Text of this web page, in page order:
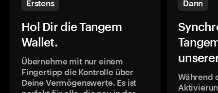
Erstens
Hol Dir die Tangem
Wallet.
Übernehme mit nur einem
Fingertipp die Kontrolle über
Deine Vermögenswerte. Es ist
Dann
Während